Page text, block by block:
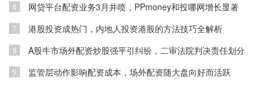
6 网贷平台配资业务3月井喷，PPmoney和投哪网增长显著
7 港股投资成热门，内地人投资港股的方法技巧全解析
8 A股牛市场外配资炒股强平引纠纷，二审法院判决责任划分
9 监管层动作影响配资成本，场外配资随大盘向好而活跃